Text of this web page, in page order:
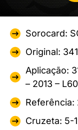
Sorocard:
Original:
Aplicação:
– 2013 –
Referência:
Cruzeta: 5-